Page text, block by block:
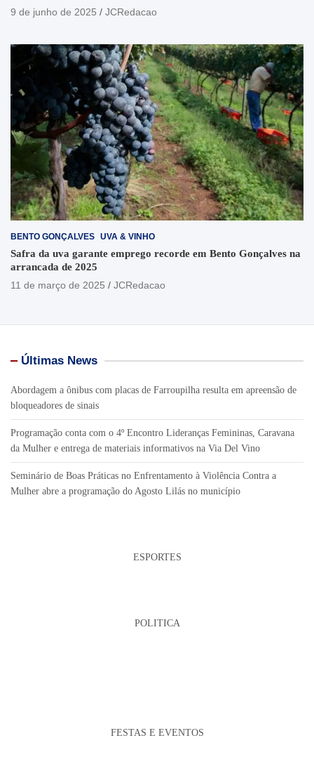
9 de junho de 2025
JCRedacao
BENTO GONÇALVES UVA & VINHO
Safra da uva garante emprego recorde em Bento Gonçalves na
arrancada de 2025
11 de março de 2025
JCRedacao
Últimas News
Abordagem a ônibus com placas de Farroupilha resulta em apreensão de
bloqueadores de sinais
Programação conta com o 4º Encontro Lideranças Femininas, Caravana
da Mulher e entrega de materiais informativos na Via Del Vino
Seminário de Boas Práticas no Enfrentamento à Violência Contra a
Mulher abre a programação do Agosto Lilás no município
ESPORTES
POLITICA
FESTAS E EVENTOS